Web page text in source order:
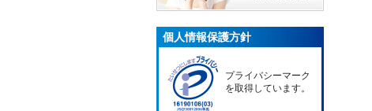
個人情報保護方針
プライバシーマーク
を取得しています。